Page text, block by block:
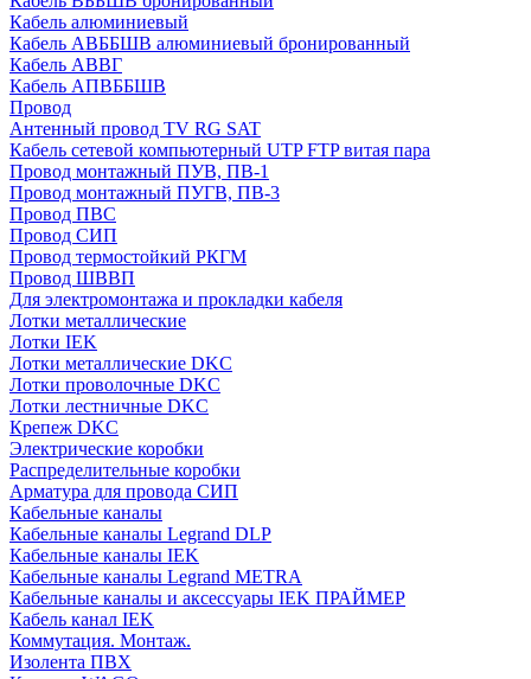
Кабель алюминиевый
Кабель АВББШВ алюминиевый бронированный
Кабель АВВГ
Кабель АПВББШВ
Провод
Антенный провод TV RG SAT
Кабель сетевой компьютерный UTP FTP витая пара
Провод монтажный ПУВ, ПВ-1
Провод монтажный ПУГВ, ПВ-3
Провод ПВС
Провод СИП
Провод термостойкий РКГМ
Провод ШВВП
Для электромонтажа и прокладки кабеля
Лотки металлические
Лотки IEK
Лотки металлические DKC
Лотки проволочные DKC
Лотки лестничные DKC
Крепеж DKC
Электрические коробки
Распределительные коробки
Арматура для провода СИП
Кабельные каналы
Кабельные каналы Legrand DLP
Кабельные каналы IEK
Кабельные каналы Legrand METRA
Кабельные каналы и аксессуары IEK ПРАЙМЕР
Кабель канал IEK
Коммутация. Монтаж.
Изолента ПВХ